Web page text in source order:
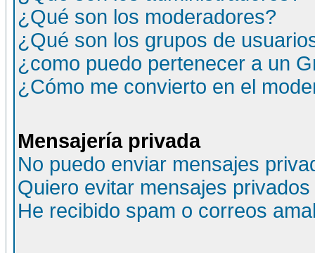
¿Qué son los moderadores?
¿Qué son los grupos de
¿como puedo pertenecer a un
¿Cómo me convierto en el
Mensajería privada
No puedo enviar mensajes
Quiero evitar mensajes
He recibido spam o correos